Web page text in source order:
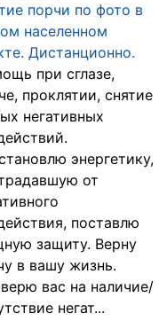
порчи по фото в
населенном
Дистанционно.
при сглазе,
проклятии, снятие
негативных
энергетику,
от
поставлю
защиту. Верну
в вашу жизнь.
вас на наличие/
негат...